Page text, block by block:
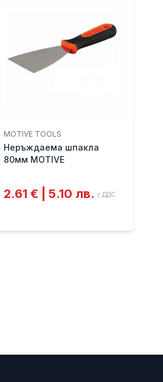
MOTIVE TOOLS
Неръждаема шпакла
80мм MOTIVE
2.61 € | 5.10 лв. с ДДС